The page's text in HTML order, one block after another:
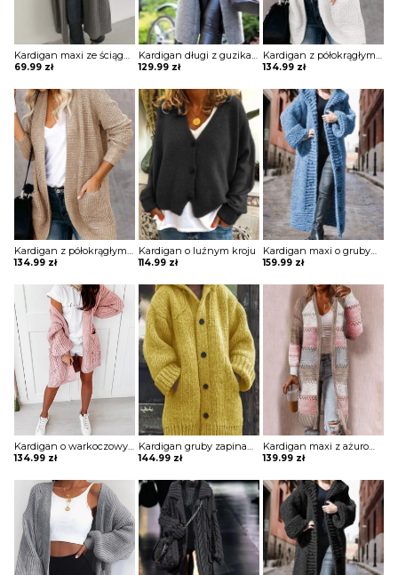
Kardigan maxi ze ściągaczami przy rękawach
69.99 zł
Kardigan długi z guzikami i kapturem
129.99 zł
Kardigan z półokrągłym dołem z kieszeniami
134.99 zł
Kardigan z półokrągłym dołem z kieszeniami
134.99 zł
Kardigan o luźnym kroju
114.99 zł
Kardigan maxi o grubym splocie z kapturem
159.99 zł
Kardigan o warkoczowym splocie z kieszeniami
134.99 zł
Kardigan gruby zapinany na guziki z kapturem
144.99 zł
Kardigan maxi z ażurowymi wstawkami
139.99 zł